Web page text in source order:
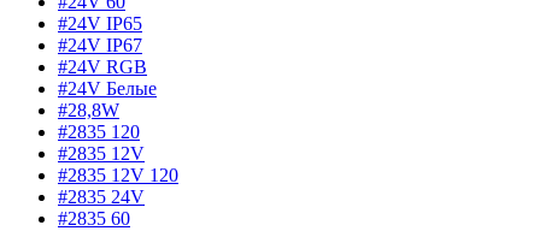
#24V IP65
#24V IP67
#24V RGB
#24V Белые
#28,8W
#2835 120
#2835 12V
#2835 12V 120
#2835 24V
#2835 60